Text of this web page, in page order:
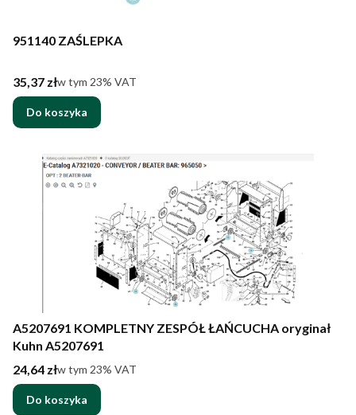
951140 ZAŚLEPKA
Cena brutto
35,37 złw tym %s VAT
w tym 23% VAT
Do koszyka
A5207691 KOMPLETNY ZESPÓŁ ŁAŃCUCHA oryginał
Kuhn A5207691
Cena brutto
24,64 złw tym %s VAT
w tym 23% VAT
Do koszyka